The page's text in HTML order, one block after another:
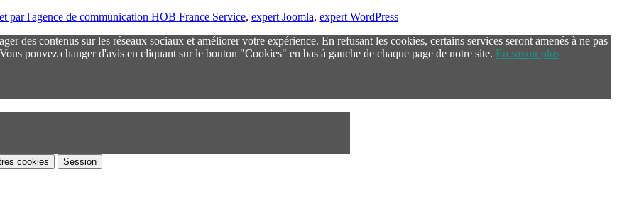
par l'agence de communication HOB France Service, expert Joomla, expert WordPress
des contenus sur les réseaux sociaux et améliorer votre expérience. En refusant les cookies, certains services seront amenés à ne pas
pouvez changer d'avis en cliquant sur le bouton "Cookies" en bas à gauche de chaque page de notre site. En savoir plus
cookies Session